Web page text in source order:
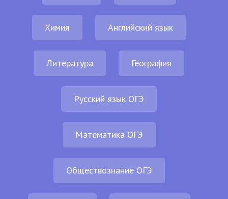
Химия Английский язык
Литература География
Русский язык ОГЭ
Математика ОГЭ
Обществознание ОГЭ